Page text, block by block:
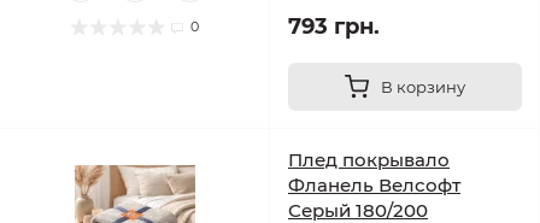
0 793 грн.
В корзину
Плед покрывало
Фланель Велсофт
Серый 180/200